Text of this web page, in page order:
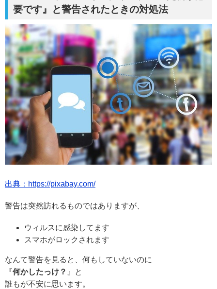
要です』と警告されたときの対処法
出典：https://pixabay.com/
警告は突然訪れるものではありますが、
ウィルスに感染してます
スマホがロックされます
なんて警告を見ると、何もしていないのに
『何かしたっけ？ 』と
誰もが不安に思います。